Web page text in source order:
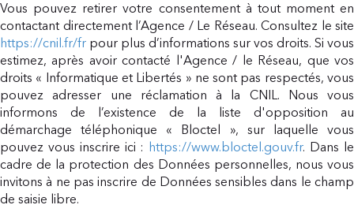
Vous pouvez retirer votre consentement à tout moment en
contactant directement l’Agence / Le Réseau. Consultez le site
https://cnil.fr/fr pour plus d’informations sur vos droits. Si vous
estimez, après avoir contacté l'Agence / le Réseau, que vos
droits « Informatique et Libertés » ne sont pas respectés, vous
pouvez adresser une réclamation à la CNIL. Nous vous
informons de l’existence de la liste d'opposition au
démarchage téléphonique « Bloctel », sur laquelle vous
pouvez vous inscrire ici : https://www.bloctel.gouv.fr. Dans le
cadre de la protection des Données personnelles, nous vous
invitons à ne pas inscrire de Données sensibles dans le champ
de saisie libre.